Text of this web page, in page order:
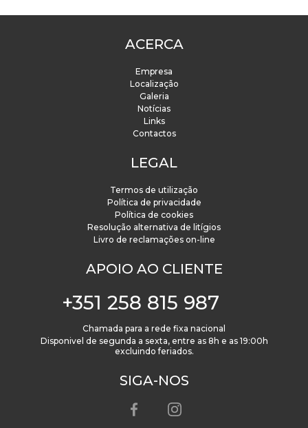
ACERCA
Empresa
Localização
Galeria
Notícias
Links
Contactos
LEGAL
Termos de utilização
Política de privacidade
Política de cookies
Resolução alternativa de litígios
Livro de reclamações on-line
APOIO AO CLIENTE
+351 258 815 987
Chamada para a rede fixa nacional
Disponivel de segunda a sexta, entre as 8h e as 19:00h
excluindo feriados.
SIGA-NOS